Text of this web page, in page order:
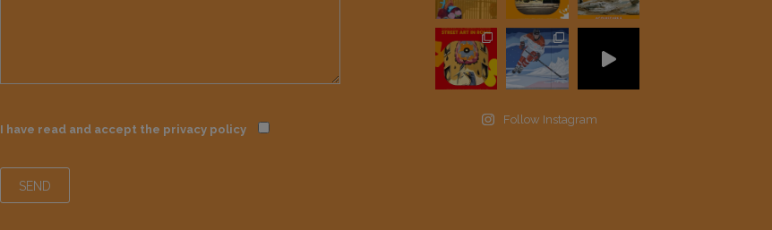
I have read and accept the privacy policy
Follow Instagram